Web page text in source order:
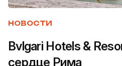
НОВОСТИ
Bvlgari Hotels &
сердце Рима